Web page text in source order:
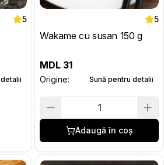
5 5
Wakame cu susan 150 g
MDL 31
Origine: Sună pentru detalii
1
Adaugă în coș